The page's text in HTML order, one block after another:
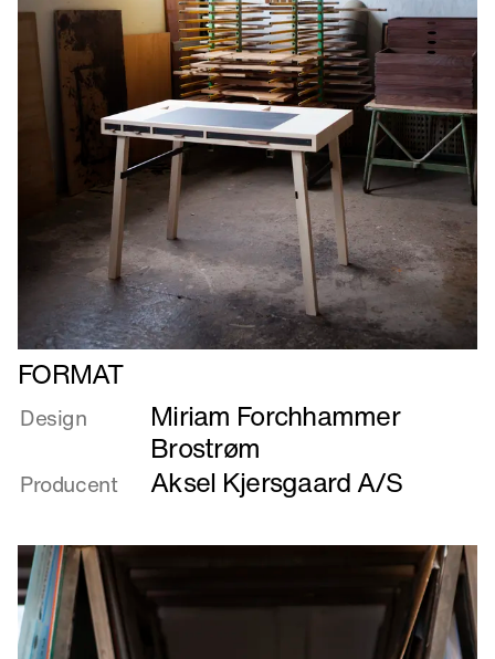
Læs
mere
om
FORMAT
Design
Miriam Forchhammer
Brostrøm
Producent Aksel Kjersgaard A/S